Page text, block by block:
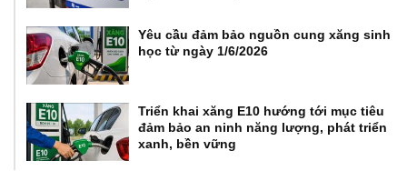
Yêu cầu đảm bảo nguồn cung xăng sinh
học từ ngày 1/6/2026
Triển khai xăng E10 hướng tới mục tiêu
đảm bảo an ninh năng lượng, phát triển
xanh, bền vững